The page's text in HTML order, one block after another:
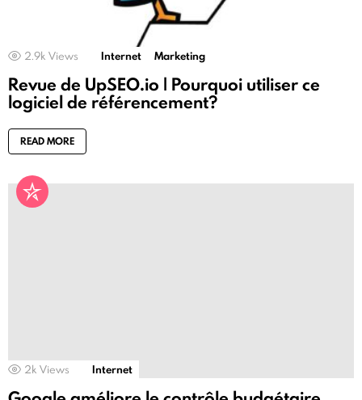
2.9k Views Internet Marketing
Revue de UpSEO.io | Pourquoi utiliser ce
logiciel de référencement?
READ MORE
2k Views Internet